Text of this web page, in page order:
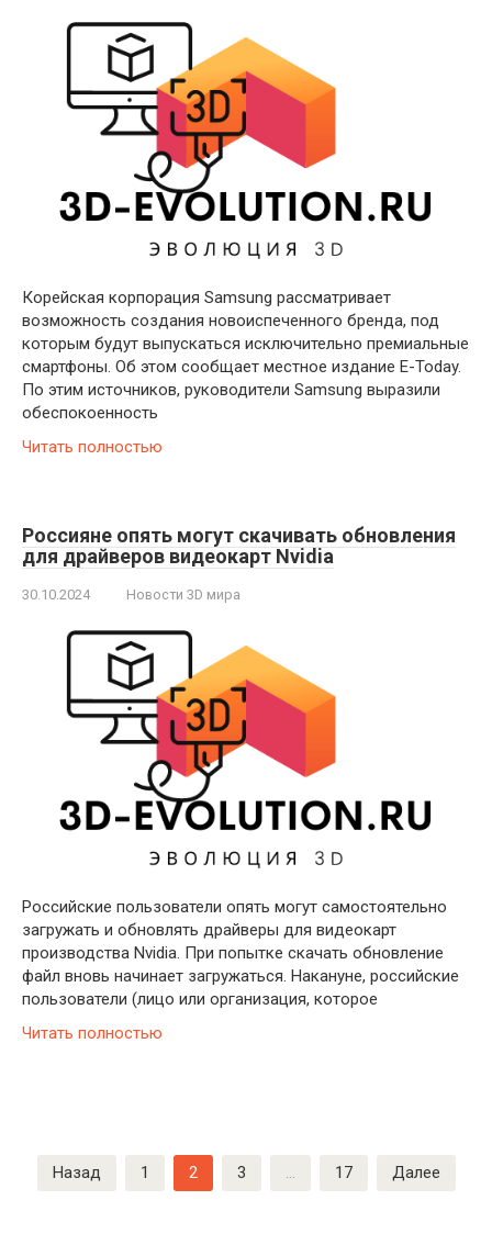
Корейская корпорация Samsung рассматривает
возможность создания новоиспеченного бренда, под
которым будут выпускаться исключительно премиальные
смартфоны. Об этом сообщает местное издание E-Today.
По этим источников, руководители Samsung выразили
обеспокоенность
Читать полностью
Россияне опять могут скачивать обновления
для драйверов видеокарт Nvidia
30.10.2024 Новости 3D мира
Российские пользователи опять могут самостоятельно
загружать и обновлять драйверы для видеокарт
производства Nvidia. При попытке скачать обновление
файл вновь начинает загружаться. Накануне, российские
пользователи (лицо или организация, которое
Читать полностью
Пагинация
записей
Назад 1 2 3 … 17 Далее